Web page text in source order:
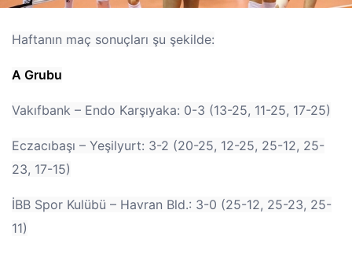
Haftanın maç sonuçları şu şekilde:
A Grubu
Vakıfbank – Endo Karşıyaka: 0-3 (13-25, 11-25, 17-25)
Eczacıbaşı – Yeşilyurt: 3-2 (20-25, 12-25, 25-12, 25-
23, 17-15)
İBB Spor Kulübü – Havran Bld.: 3-0 (25-12, 25-23, 25-
11)